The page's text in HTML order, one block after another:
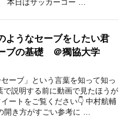
本日はサッカーコー …
ようなセーブをしたい君
ブの基礎 ＠獨協大学
ーブ」という言葉を知って知っ
で説明する前に動画で見たほうが
ートをご覧ください👇 中村航輔
開き方がすごい参考に …